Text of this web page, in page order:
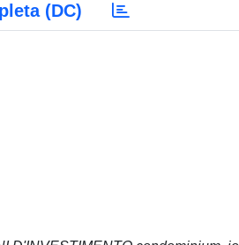
(DC)